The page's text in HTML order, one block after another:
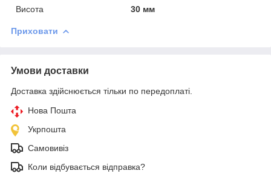
Висота
30 мм
Приховати
Умови доставки
Доставка здійснюється тільки по передоплаті.
Нова Пошта
Укрпошта
Самовивіз
Коли відбувається відправка?